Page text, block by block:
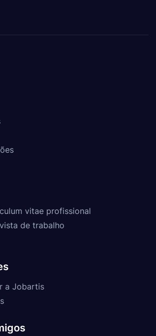
vitae profissional
de trabalho
a Jobartis